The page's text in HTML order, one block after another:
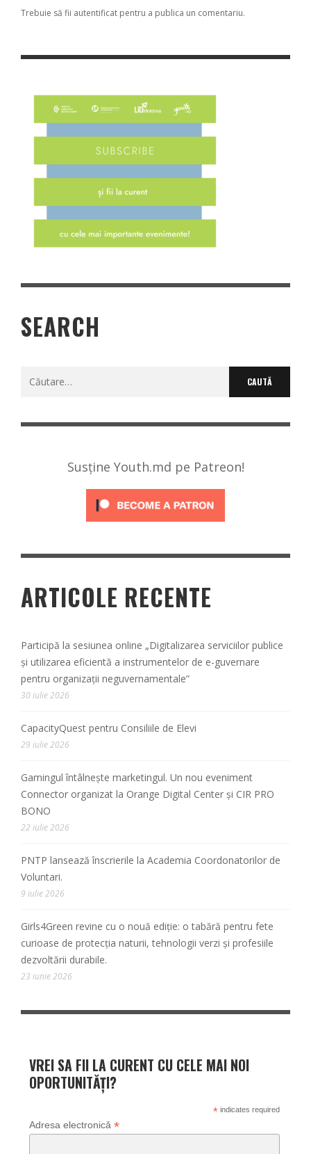
Trebuie să fii autentificat pentru a publica un comentariu.
SEARCH
Caută
Susține Youth.md pe Patreon!
ARTICOLE RECENTE
Participă la sesiunea online „Digitalizarea serviciilor publice
și utilizarea eficientă a instrumentelor de e-guvernare
pentru organizații neguvernamentale”
30 iulie 2026
CapacityQuest pentru Consiliile de Elevi
29 iulie 2026
Gamingul întâlnește marketingul. Un nou eveniment
Connector organizat la Orange Digital Center și CIR PRO
BONO
22 iulie 2026
PNTP lansează înscrierile la Academia Coordonatorilor de
Voluntari.
9 iulie 2026
Girls4Green revine cu o nouă ediție: o tabără pentru fete
curioase de protecția naturii, tehnologii verzi și profesiile
dezvoltării durabile.
23 iunie 2026
VREI SA FII LA CURENT CU CELE MAI NOI
OPORTUNITĂȚI?
*indicates required
Adresa electronică *